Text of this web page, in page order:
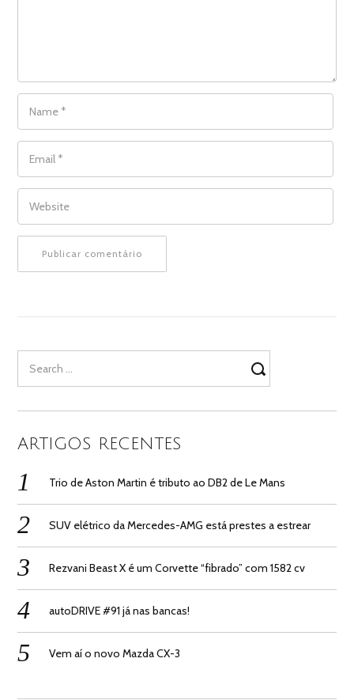
NAME
EMAIL
WEBSITE
for:
ARTIGOS RECENTES
Trio de Aston Martin é tributo ao DB2 de Le Mans
SUV elétrico da Mercedes-AMG está prestes a estrear
Rezvani Beast X é um Corvette “fibrado” com 1582 cv
autoDRIVE #91 já nas bancas!
Vem aí o novo Mazda CX-3